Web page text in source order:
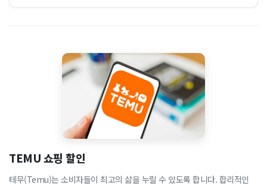
TEMU 쇼핑 할인
테무(Temu)는 소비자들이 최고의 삶을 누릴 수 있도록 합니다. 합리적인